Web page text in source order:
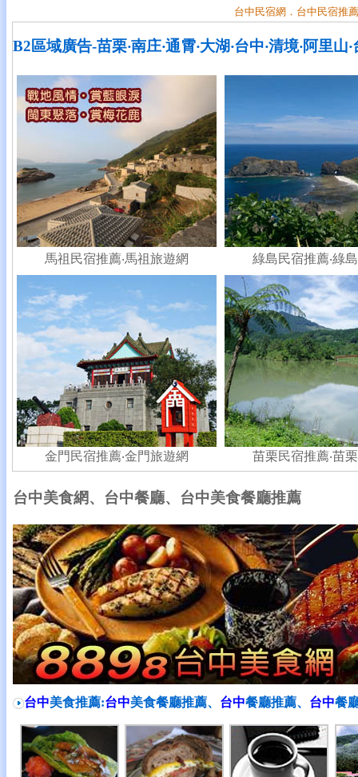
台中民宿網．台中民宿推
B2區域廣告-苗栗‧南庄‧通霄‧大湖‧台中‧清境‧阿里山
馬祖民宿推薦‧馬祖旅遊網 綠島民宿推薦‧綠
金門民宿推薦‧金門旅遊網 苗栗民宿推薦‧苗
台中美食網、台中餐廳、台中美食餐廳推薦
台中美食推薦:台中美食餐廳推薦、 台中餐廳推薦、 台中餐